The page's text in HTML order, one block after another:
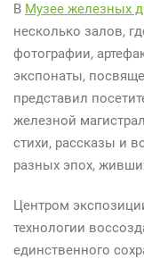
В Музее железных
несколько залов,
фотографии,
экспонаты,
представил
железной
стихи, рассказы и
разных эпох,
Центром
технологии
единственного